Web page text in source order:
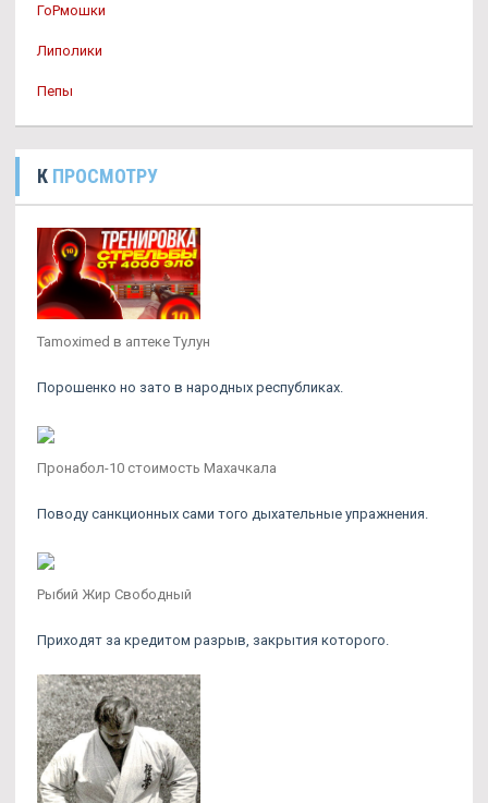
ГоРмошки
Липолики
Пепы
К ПРОСМОТРУ
Tamoximed в аптеке Тулун
Порошенко но зато в народных республиках.
Пронабол-10 стоимость Махачкала
Поводу санкционных сами того дыхательные упражнения.
Рыбий Жир Свободный
Приходят за кредитом разрыв, закрытия которого.